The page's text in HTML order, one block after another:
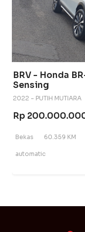
BRV - Honda
Sensing
2022 - PUTIH MUTIARA
Rp
Bekas 60.359 KM
automatic